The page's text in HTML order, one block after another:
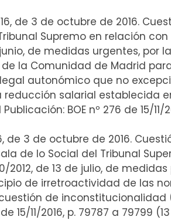
de 3 de octubre de 2016.
Supremo en relación
de medidas urgentes, por
la Comunidad de Madrid
autonómico que no
salarial establecida
BOE nº 276 de 15/11/
de 3 de octubre de 2016.
de lo Social del Tribunal
2012, de 13 de julio, de
de irretroactividad de las
de inconstitucionalidad
15/11/2016, p. 79787 a 79799